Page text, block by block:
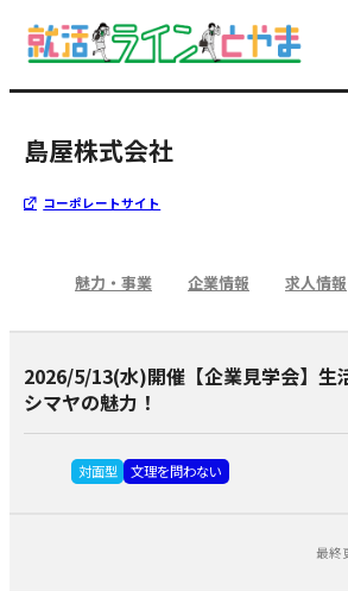
島屋株式会社
コーポレートサイト
魅力・事業 企業情報 求人情報
2026/5/13(水)開催【企業見学会】生
シマヤの魅力！
対面型 文理を問わない
最終